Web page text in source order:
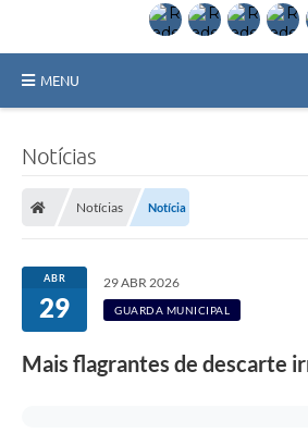
MENU
Licitações / PCA
Transparência
Notícias
Notícias Notícia
ABR
29
29 ABR 2026
GUARDA MUNICIPAL
Mais flagrantes de descarte